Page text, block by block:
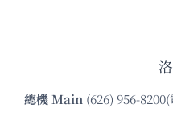
總機Main (626) 956-